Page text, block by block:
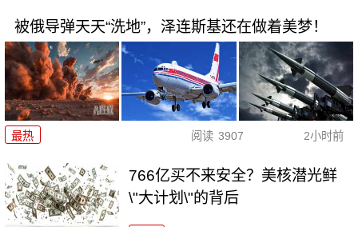
被俄导弹天天“洗地”，泽连斯基还在做着美梦！
最热 阅读 3907 2小时前
766亿买不来安全？美核潜光鲜
\"大计划\"的背后